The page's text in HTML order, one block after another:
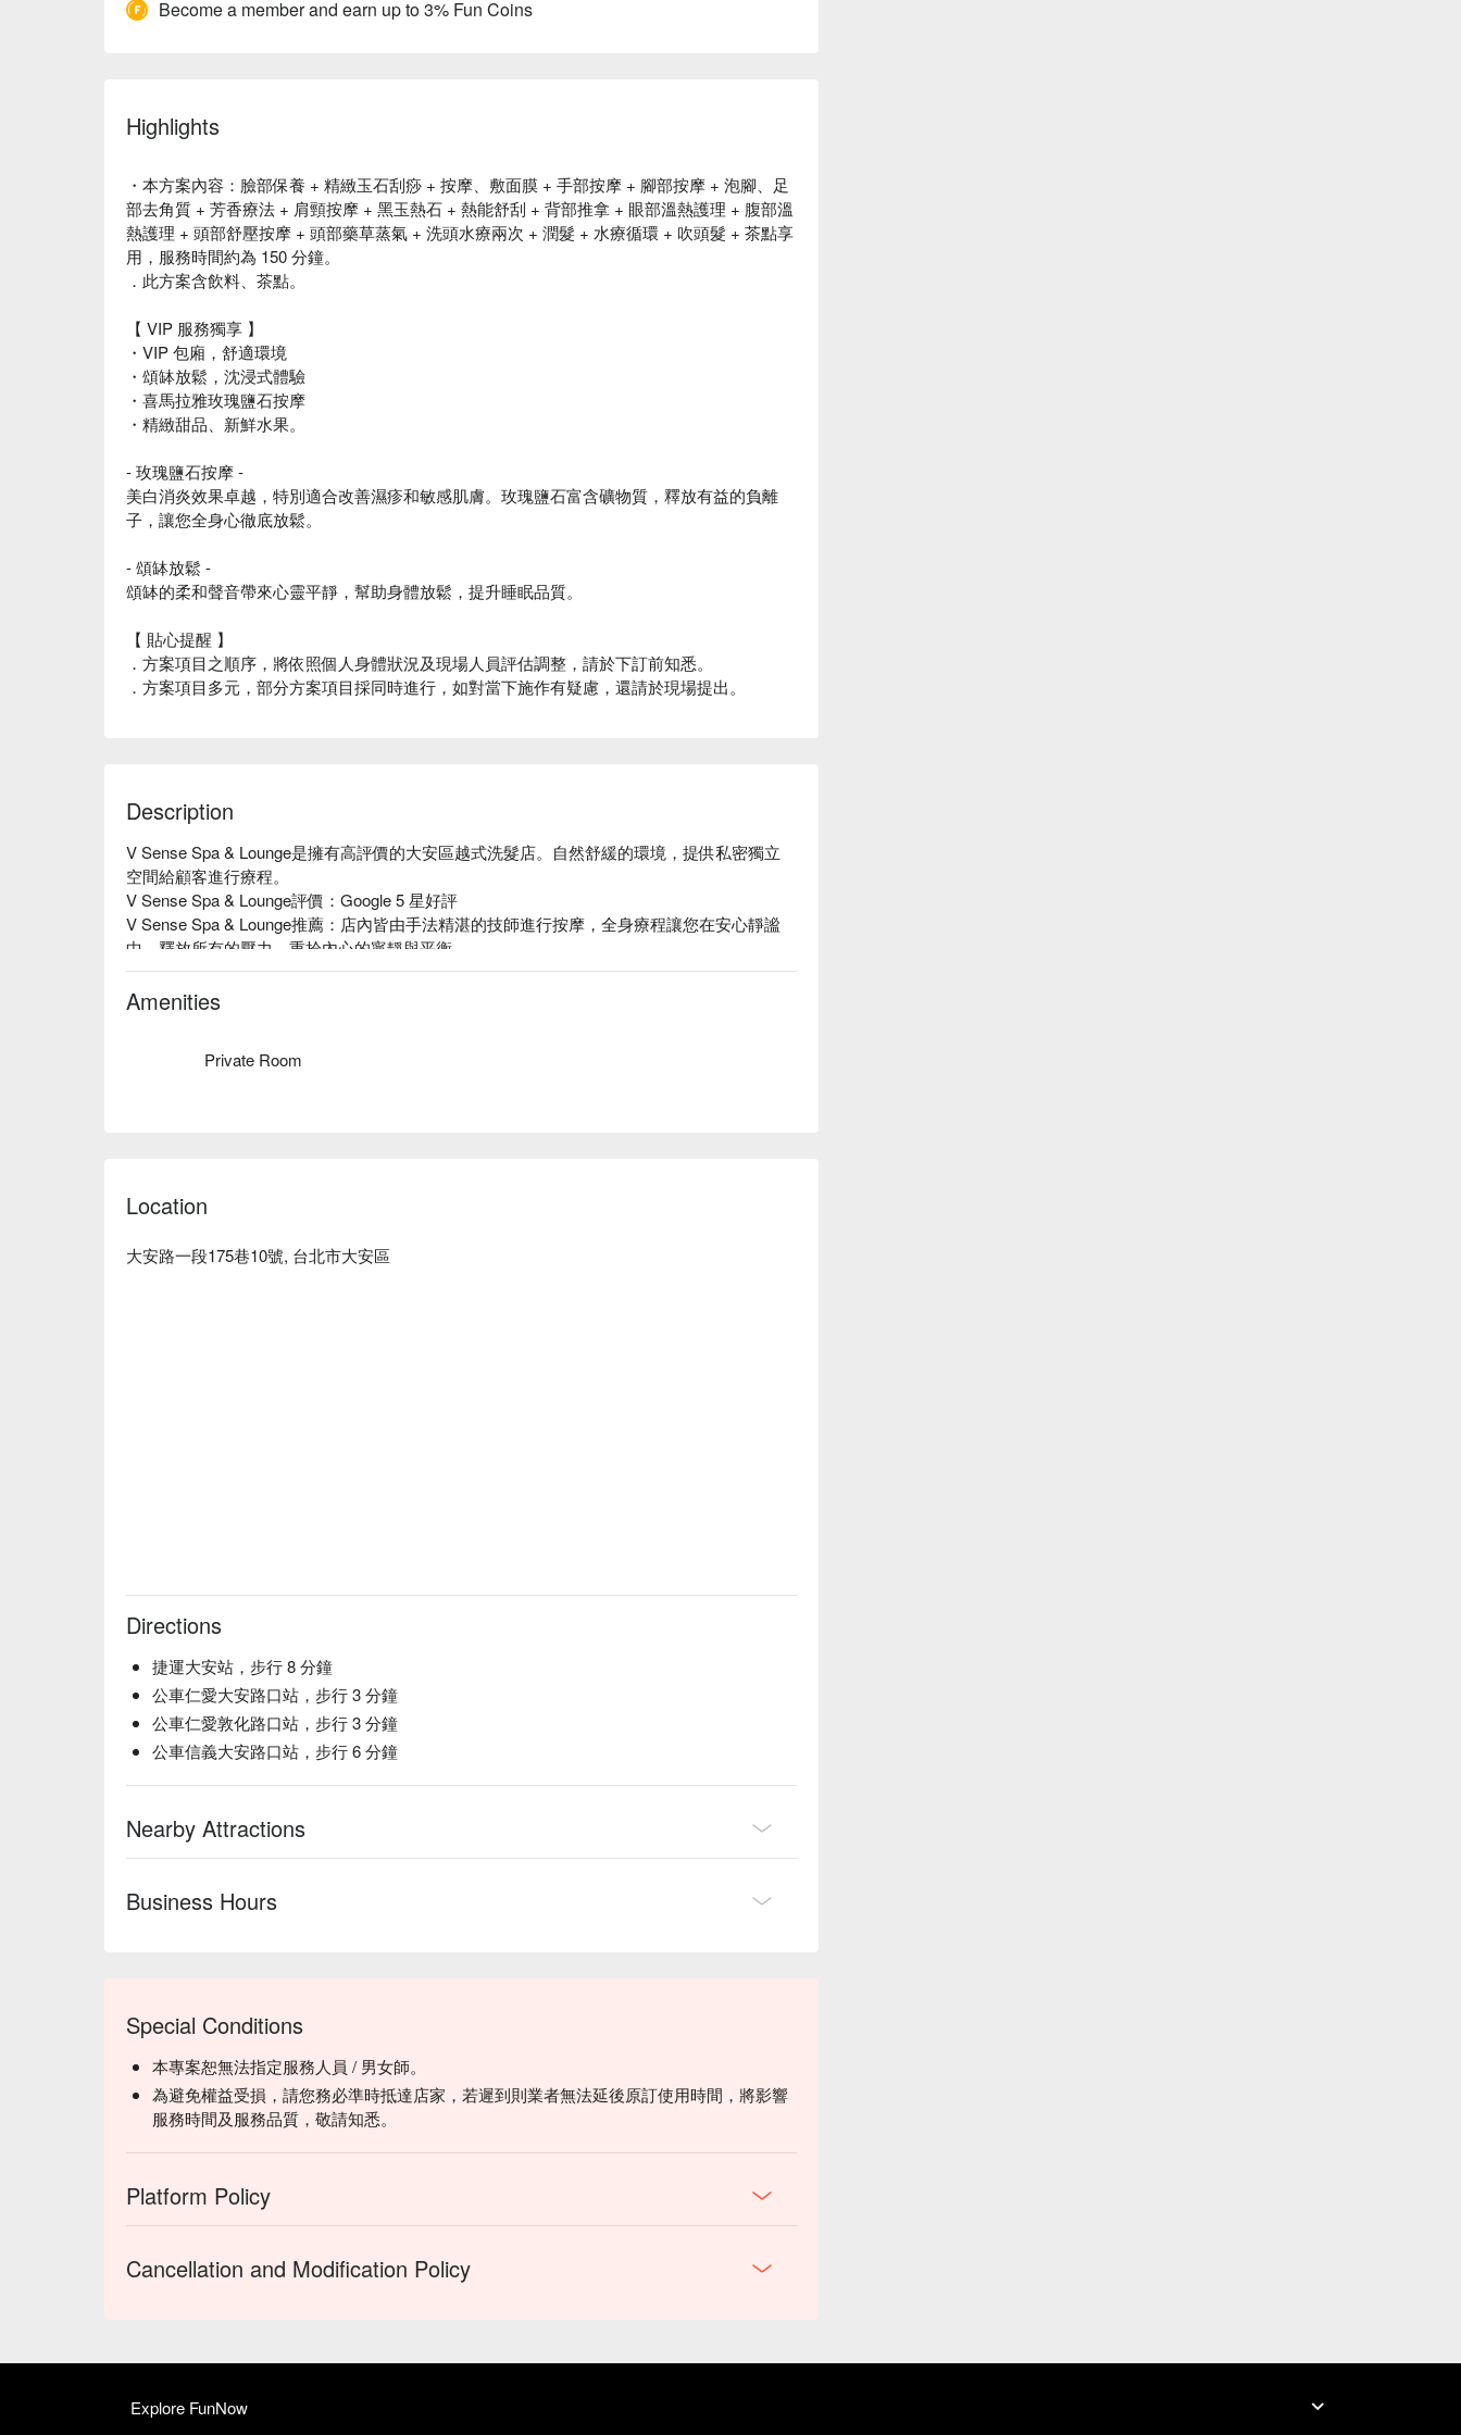
Become a member and earn up to 3% Fun Coins
Highlights
・本方案內容：臉部保養 + 精緻玉石刮痧 + 按摩、敷面膜 + 手部按摩 + 腳部按摩 + 泡腳、足
部去角質 + 芳香療法 + 肩頸按摩 + 黑玉熱石 + 熱能舒刮 + 背部推拿 + 眼部溫熱護理 + 腹部溫
熱護理 + 頭部舒壓按摩 + 頭部藥草蒸氣 + 洗頭水療兩次 + 潤髮 + 水療循環 + 吹頭髮 + 茶點享
用，服務時間約為 150 分鐘。
．此方案含飲料、茶點。
【 VIP 服務獨享 】
・VIP 包廂，舒適環境
・頌缽放鬆，沈浸式體驗
・喜馬拉雅玫瑰鹽石按摩
・精緻甜品、新鮮水果。
- 玫瑰鹽石按摩 -
美白消炎效果卓越，特別適合改善濕疹和敏感肌膚。玫瑰鹽石富含礦物質，釋放有益的負離
子，讓您全身心徹底放鬆。
- 頌缽放鬆 -
頌缽的柔和聲音帶來心靈平靜，幫助身體放鬆，提升睡眠品質。
【 貼心提醒 】
．方案項目之順序，將依照個人身體狀況及現場人員評估調整，請於下訂前知悉。
．方案項目多元，部分方案項目採同時進行，如對當下施作有疑慮，還請於現場提出。
Description
V Sense Spa & Lounge是擁有高評價的大安區越式洗髮店。自然舒緩的環境，提供私密獨立
空間給顧客進行療程。
V Sense Spa & Lounge評價：Google 5 星好評
V Sense Spa & Lounge推薦：店內皆由手法精湛的技師進行按摩，全身療程讓您在安⼼靜謐
中，釋放所有的壓⼒，重拾內⼼的寧靜與平衡。
V Sense Spa & Lounge 預約、V Sense Spa & Lounge 價格、V Sense Spa & Lounge 優惠立
刻查看⬇︎
Amenities
Private Room
Location
大安路一段175巷10號, 台北市大安區
Directions
捷運大安站，步行 8 分鐘
公車仁愛大安路口站，步行 3 分鐘
公車仁愛敦化路口站，步行 3 分鐘
公車信義大安路口站，步行 6 分鐘
Nearby Attractions
Business Hours
Special Conditions
本專案恕無法指定服務人員 / 男女師。
為避免權益受損，請您務必準時抵達店家，若遲到則業者無法延後原訂使用時間，將影響
服務時間及服務品質，敬請知悉。
Platform Policy
Cancellation and Modification Policy
Explore FunNow